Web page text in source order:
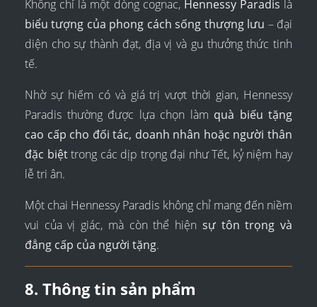
Không chỉ là một dòng cognac, Hennessy Paradis là
biểu tượng của phong cách sống thượng lưu – đại
diện cho sự thành đạt, địa vị và gu thưởng thức tinh
tế.
Nhờ sự hiếm có và giá trị vượt thời gian, Hennessy
Paradis thường được lựa chọn làm quà biếu tặng
cao cấp cho đối tác, doanh nhân hoặc người thân
đặc biệttrong các dịp trọng đại như Tết, kỷ niệm hay
lễ tri ân.
Một chai Hennessy Paradis không chỉ mang đến niềm
vui của vị giác, mà còn thể hiện sự tôn trọng và
đẳng cấp của người tặng.
8. Thông tin sản phẩm